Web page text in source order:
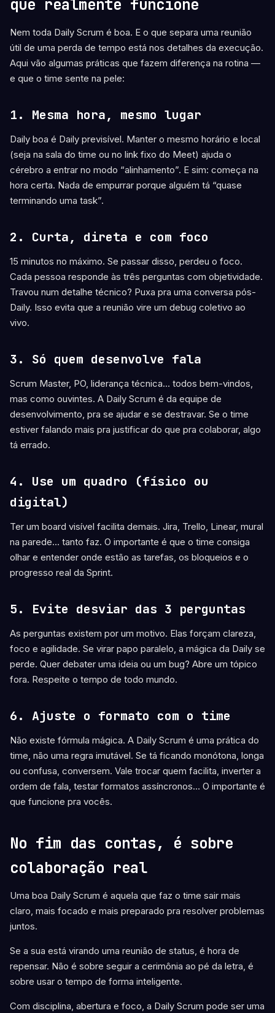
que realmente funcione
Nem toda Daily Scrum é boa. E o que separa uma reunião
útil de uma perda de tempo está nos detalhes da execução.
Aqui vão algumas práticas que fazem diferença na rotina —
e que o time sente na pele:
1. Mesma hora, mesmo lugar
Daily boa é Daily previsível. Manter o mesmo horário e local
(seja na sala do time ou no link fixo do Meet) ajuda o
cérebro a entrar no modo “alinhamento”. E sim: começa na
hora certa. Nada de empurrar porque alguém tá “quase
terminando uma task”.
2. Curta, direta e com foco
15 minutos no máximo. Se passar disso, perdeu o foco.
Cada pessoa responde às três perguntas com objetividade.
Travou num detalhe técnico? Puxa pra uma conversa pós-
Daily. Isso evita que a reunião vire um debug coletivo ao
vivo.
3. Só quem desenvolve fala
Scrum Master, PO, liderança técnica… todos bem-vindos,
mas como ouvintes. A Daily Scrum é da equipe de
desenvolvimento, pra se ajudar e se destravar. Se o time
estiver falando mais pra justificar do que pra colaborar, algo
tá errado.
4. Use um quadro (físico ou
digital)
Ter um board visível facilita demais. Jira, Trello, Linear, mural
na parede… tanto faz. O importante é que o time consiga
olhar e entender onde estão as tarefas, os bloqueios e o
progresso real da Sprint.
5. Evite desviar das 3 perguntas
As perguntas existem por um motivo. Elas forçam clareza,
foco e agilidade. Se virar papo paralelo, a mágica da Daily se
perde. Quer debater uma ideia ou um bug? Abre um tópico
fora. Respeite o tempo de todo mundo.
6. Ajuste o formato com o time
Não existe fórmula mágica. A Daily Scrum é uma prática do
time, não uma regra imutável. Se tá ficando monótona, longa
ou confusa, conversem. Vale trocar quem facilita, inverter a
ordem de fala, testar formatos assíncronos… O importante é
que funcione pra vocês.
No fim das contas, é sobre
colaboração real
Uma boa Daily Scrum é aquela que faz o time sair mais
claro, mais focado e mais preparado pra resolver problemas
juntos.
Se a sua está virando uma reunião de status, é hora de
repensar. Não é sobre seguir a cerimônia ao pé da letra, é
sobre usar o tempo de forma inteligente.
Com disciplina, abertura e foco, a Daily Scrum pode ser uma